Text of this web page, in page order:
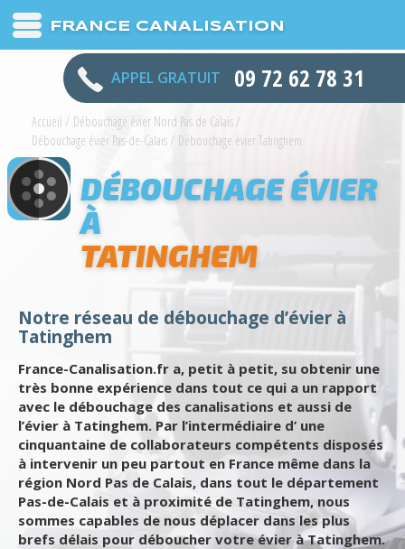
FRANCE CANALISATION
APPEL GRATUIT 09 72 62 78 31
Accueil / Débouchage évier Nord Pas de Calais/
Débouchage évier Pas-de-Calais/ Débouchage évier Tatinghem
DÉBOUCHAGE ÉVIER
À
TATINGHEM
Notre réseau de débouchage d’évier à
Tatinghem
France-Canalisation.fr a, petit à petit, su obtenir une
très bonne expérience dans tout ce qui a un rapport
avec le débouchage des canalisations et aussi de
l’évier à Tatinghem. Par l’intermédiaire d’ une
cinquantaine de collaborateurs compétents disposés
à intervenir un peu partout en France même dans la
région Nord Pas de Calais, dans tout le département
Pas-de-Calais et à proximité de Tatinghem, nous
sommes capables de nous déplacer dans les plus
brefs délais pour déboucher votre évier à Tatinghem.